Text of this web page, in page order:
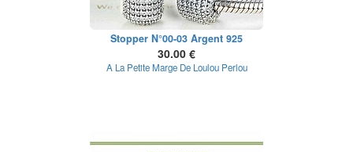
Stopper N°00-03 Argent 925
30.00 €
A La Petite Marge De Loulou Perlou